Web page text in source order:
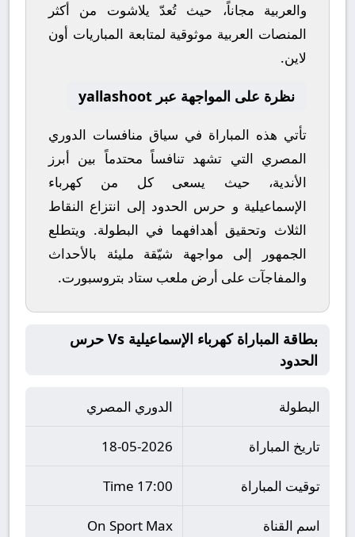
والعربية مجاناً، حيث تُعدّ يلاشوت من أكثر
المنصات العربية موثوقية لمتابعة المباريات أون
لاين.
نظرة على المواجهة عبر yallashoot
تأتي هذه المباراة في سياق منافسات الدوري
المصري التي تشهد تنافساً محتدماً بين أبرز
الأندية، حيث يسعى كل من كهرباء
الإسماعيلية و حرس الحدود إلى انتزاع النقاط
الثلاث وتحقيق أهدافهما في البطولة. ويتطلع
الجمهور إلى مواجهة شيّقة مليئة بالأحداث
والمفاجآت على أرض ملعب ستاد بتروسبورت.
بطاقة المباراة كهرباء الإسماعيلية Vs حرس
الحدود
البطولة الدوري المصري
تاريخ المباراة 18-05-2026
توقيت المباراة 17:00 Time
اسم القناة On Sport Max